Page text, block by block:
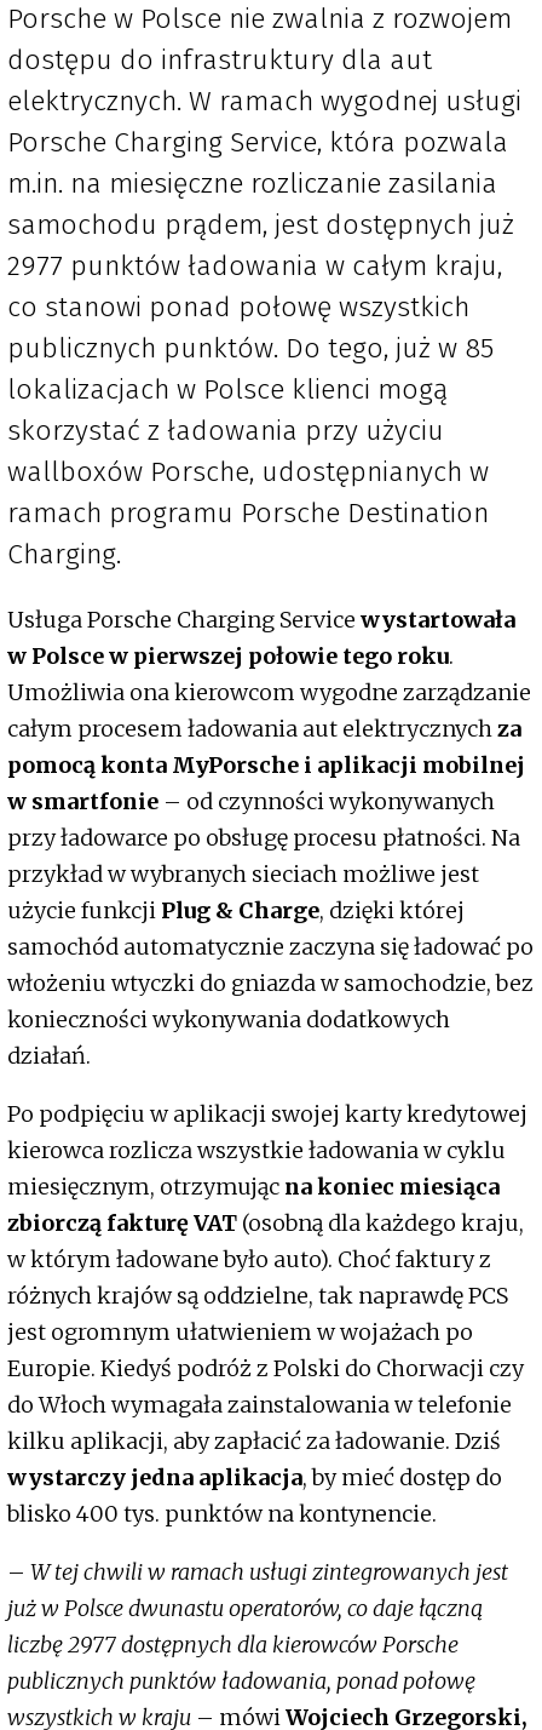
Porsche w Polsce nie zwalnia z rozwojem
dostępu do infrastruktury dla aut
elektrycznych. W ramach wygodnej usługi
Porsche Charging Service, która pozwala
m.in. na miesięczne rozliczanie zasilania
samochodu prądem, jest dostępnych już
2977 punktów ładowania w całym kraju,
co stanowi ponad połowę wszystkich
publicznych punktów. Do tego, już w 85
lokalizacjach w Polsce klienci mogą
skorzystać z ładowania przy użyciu
wallboxów Porsche, udostępnianych w
ramach programu Porsche Destination
Charging.
Usługa Porsche Charging Service wystartowała
w Polsce w pierwszej połowie tego roku.
Umożliwia ona kierowcom wygodne zarządzanie
całym procesem ładowania aut elektrycznychza
pomocą konta MyPorsche i aplikacji mobilnej
w smartfonie – od czynności wykonywanych
przy ładowarce po obsługę procesu płatności. Na
przykład w wybranych sieciach możliwe jest
użycie funkcji Plug & Charge, dzięki której
samochód automatycznie zaczyna się ładować po
włożeniu wtyczki do gniazda w samochodzie, bez
konieczności wykonywania dodatkowych
działań.
Po podpięciu w aplikacji swojej karty kredytowej
kierowca rozlicza wszystkie ładowania w cyklu
miesięcznym, otrzymując na koniec miesiąca
zbiorczą fakturę VAT (osobną dla każdego kraju,
w którym ładowane było auto). Choć faktury z
różnych krajów są oddzielne, tak naprawdę PCS
jest ogromnym ułatwieniem w wojażach po
Europie. Kiedyś podróż z Polski do Chorwacji czy
do Włoch wymagała zainstalowania w telefonie
kilku aplikacji, aby zapłacić za ładowanie. Dziś
wystarczy jedna aplikacja, by mieć dostęp do
blisko 400 tys. punktów na kontynencie.
– W tej chwili w ramach usługi zintegrowanych jest
już w Polsce dwunastu operatorów, co daje łączną
liczbę 2977 dostępnych dla kierowców Porsche
publicznych punktów ładowania, ponad połowę
wszystkich w kraju – mówiWojciech Grzegorski,